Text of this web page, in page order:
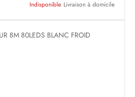
Indisponible Livraison à domicile